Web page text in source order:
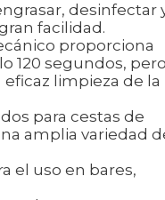
desinfectar
facilidad.
proporciona
120 segundos,
limpieza de la
para cestas de
amplia variedad
el uso en bares,